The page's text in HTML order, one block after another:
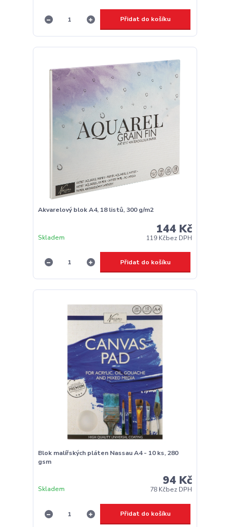
Přidat do košíku
Akvarelový blok A4, 18 listů, 300 g/m2
144 Kč
119 Kčbez DPH
Skladem
Přidat do košíku
Blok malířských pláten Nassau A4 - 10 ks, 280
gsm
94 Kč
78 Kčbez DPH
Skladem
Přidat do košíku